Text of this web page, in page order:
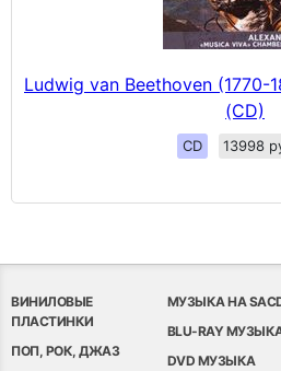
Ludwig van Beethoven (1770-
(CD)
CD 13998
ВИНИЛОВЫЕ
ПЛАСТИНКИ
ПОП, РОК, ДЖАЗ
МУЗЫКА НА
BLU-RAY
DVD МУЗЫКА